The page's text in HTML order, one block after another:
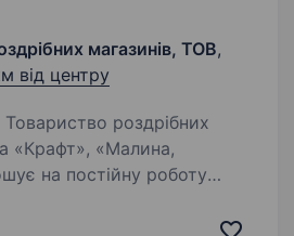
магазинів, ТОВ,
від центру
«Крафт», «Малина,
на постійну роботу